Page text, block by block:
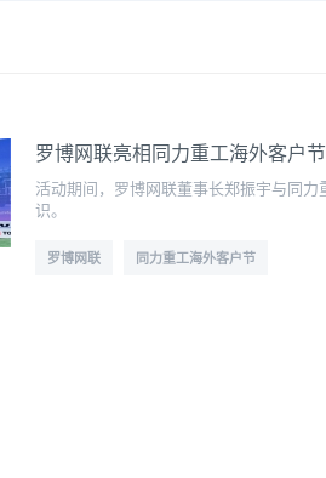
罗博网联亮相同力重工海外客户
活动期间，罗博网联董事长郑振宇与同
识。
罗博网联 同力重工海外客户节